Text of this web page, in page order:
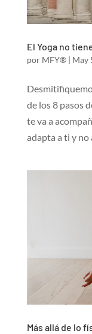
El Yoga no
por MFY®| May
de los 8 pasos
te va a
adapta a ti y no
Más allá de lo